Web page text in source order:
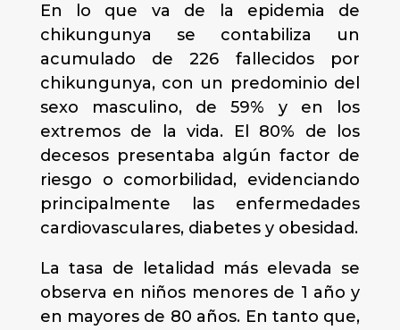
En lo que va de la epidemia de
chikungunya se contabiliza un
acumulado de 226 fallecidos por
chikungunya, con un predominio del
sexo masculino, de 59% y en los
extremos de la vida. El 80% de los
decesos presentaba algún factor de
riesgo o comorbilidad, evidenciando
principalmente las enfermedades
cardiovasculares, diabetes y obesidad.
La tasa de letalidad más elevada se
observa en niños menores de 1 año y
en mayores de 80 años. En tanto que,